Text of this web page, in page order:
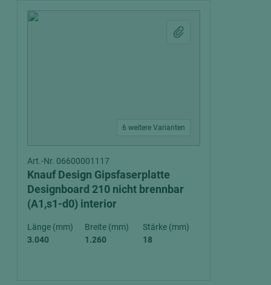
6 weitere Varianten
Art.-Nr. 06600001117
Knauf Design Gipsfaserplatte
Designboard 210 nicht brennbar
(A1,s1-d0) interior
Länge (mm)
3.040
Breite (mm)
1.260
Stärke (mm)
18